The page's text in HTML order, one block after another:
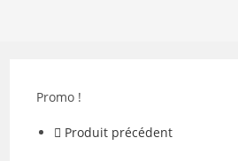
Promo !
Produit précédent